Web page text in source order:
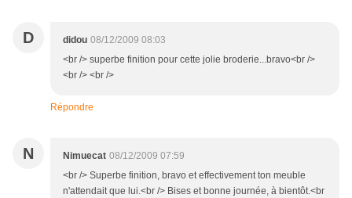
D didou 08/12/2009 08:03
<br /> superbe finition pour cette jolie broderie...bravo<br />
<br /> <br />
Répondre
N Nimuecat 08/12/2009 07:59
<br /> Superbe finition, bravo et effectivement ton meuble
n'attendait que lui.<br /> Bises et bonne journée, à bientôt.<br